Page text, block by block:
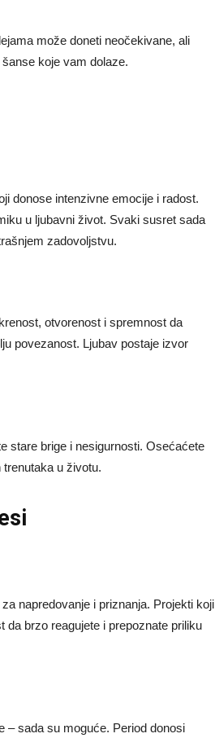
može doneti neočekivane, ali
koje vam dolaze.
donose intenzivne emocije i radost.
u ljubavni život. Svaki susret sada
zadovoljstvu.
otvorenost i spremnost da
povezanost. Ljubav postaje izvor
stare brige i nesigurnosti. Osećaćete
u životu.
napredovanje i priznanja. Projekti koji
da brzo reagujete i prepoznate priliku
– sada su moguće. Period donosi